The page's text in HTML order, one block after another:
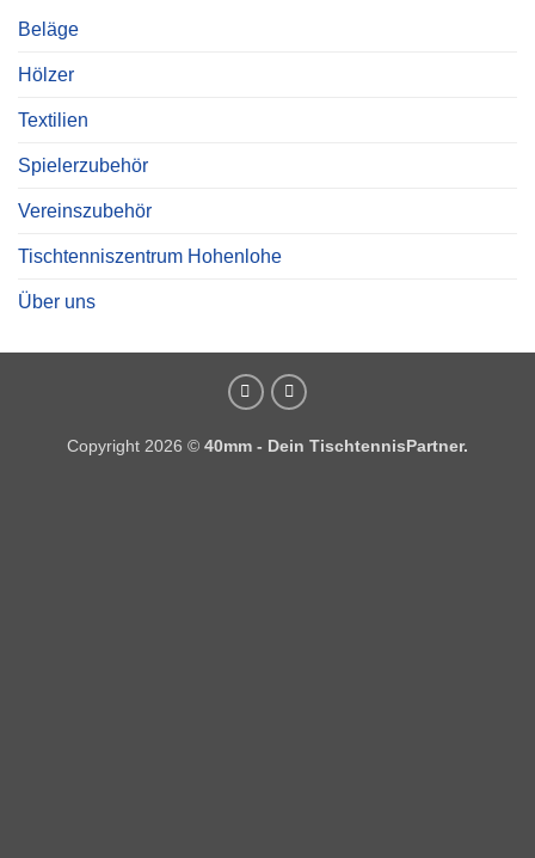
Beläge
Hölzer
Textilien
Spielerzubehör
Vereinszubehör
Tischtenniszentrum Hohenlohe
Über uns
Copyright 2026 © 40mm - Dein TischtennisPartner.